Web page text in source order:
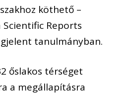
köthető –
Reports
tanulmányban.
őslakos térséget
a megállapításra